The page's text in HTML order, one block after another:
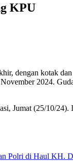
KPU
dengan kotak
2024.
Jumat (25/10/
Polri di Haul KH.